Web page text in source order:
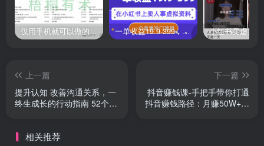
仅用手机就可以做的小项目，当天就能见钱，每天100-300 一单收益19.9-399，一个蓝海冷门项目，在小红书上卖人事虚拟资料
上一篇
提升认知 改善沟通关系，一
终生成长的行动指南 52个实
下一篇
抖音赚钱课-手把手带你打通
抖音赚钱路径：月赚50W+我
相关推荐